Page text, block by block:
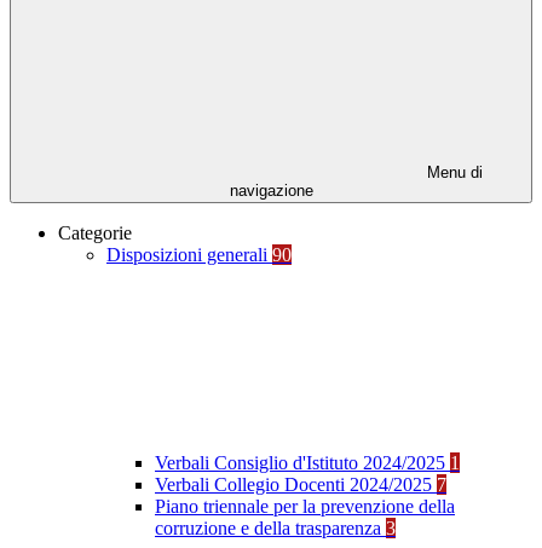
Menu di
navigazione
Categorie
Disposizioni generali 90
Verbali Consiglio d'Istituto 2024/2025 1
Verbali Collegio Docenti 2024/2025 7
Piano triennale per la prevenzione della
corruzione e della trasparenza 3